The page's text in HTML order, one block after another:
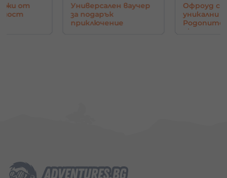
от
мост
Универсален ваучер
за подарък
приключение
Офроуд с
уникални
Родопите
око